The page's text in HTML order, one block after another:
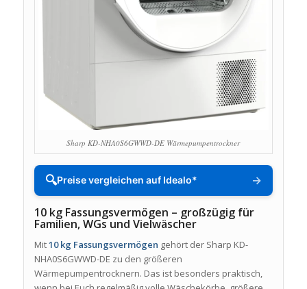
Sharp KD-NHA0S6GWWD-DE Wärmepumpentrockner
🔍Preise vergleichen auf Idealo* →
10 kg Fassungsvermögen – großzügig für
Familien, WGs und Vielwäscher
Mit10 kg Fassungsvermögen gehört der Sharp KD-
NHA0S6GWWD-DE zu den größeren
Wärmepumpentrocknern. Das ist besonders praktisch,